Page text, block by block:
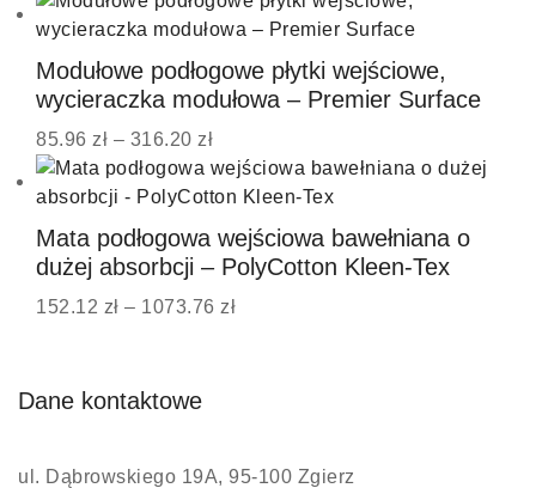
Modułowe podłogowe płytki wejściowe,
wycieraczka modułowa – Premier Surface
85.96 zł – 316.20 zł
Mata podłogowa wejściowa bawełniana o
dużej absorbcji – PolyCotton Kleen-Tex
152.12 zł – 1073.76 zł
Dane kontaktowe
ul. Dąbrowskiego 19A, 95-100 Zgierz